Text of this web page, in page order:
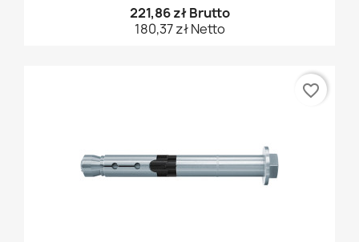
221,86 zł Brutto
180,37 zł Netto
favorite_border